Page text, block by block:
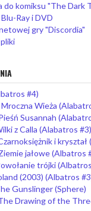
do komiksu "The Dark
Ray i DVD
gry "Discordia"
#4)
Wieża
Susannah
z Calla (Alabatros #3)
i
jałowe (Albatros
trójki
(2003) (Albatros
Gunslinger (Sphere)
Drawing of the